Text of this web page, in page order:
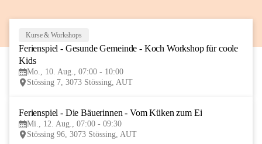
AUG
Kurse & Workshops
Ferienspiel - Gesunde Gemeinde - Koch Workshop für coole
Kids
Mo., 10. Aug., 07:00 - 10:00
Stössing 7, 3073 Stössing, AUT
Ferienspiel - Die Bäuerinnen - Vom Küken zum Ei
Mi., 12. Aug., 07:00 - 09:30
Stössing 96, 3073 Stössing, AUT